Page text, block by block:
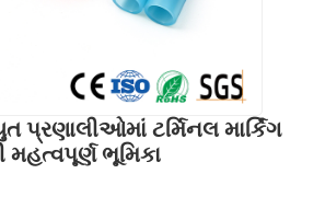
પ્રણાલીઓમાં ટર્મિનલ માર્કિંગ
ભૂમિકા